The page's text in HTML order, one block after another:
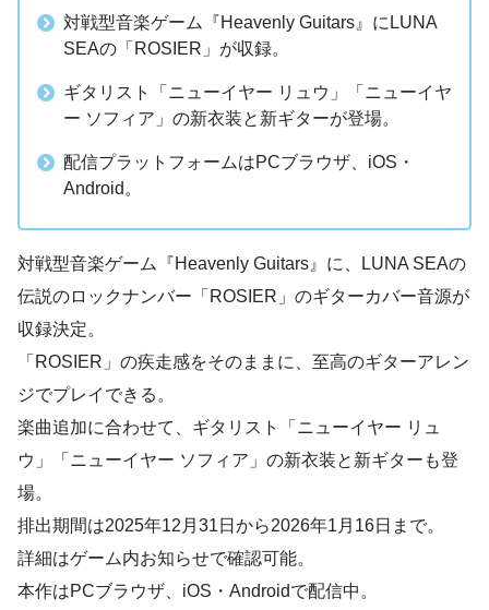
対戦型音楽ゲーム『Heavenly Guitars』にLUNA
SEAの「ROSIER」が収録。
ギタリスト「ニューイヤー リュウ」「ニューイヤ
ー ソフィア」の新衣装と新ギターが登場。
配信プラットフォームはPCブラウザ、iOS・
Android。
対戦型音楽ゲーム『Heavenly Guitars』に、LUNA SEAの
伝説のロックナンバー「ROSIER」のギターカバー音源が
収録決定。
「ROSIER」の疾走感をそのままに、至高のギターアレン
ジでプレイできる。
楽曲追加に合わせて、ギタリスト「ニューイヤー リュ
ウ」「ニューイヤー ソフィア」の新衣装と新ギターも登
場。
排出期間は2025年12月31日から2026年1月16日まで。
詳細はゲーム内お知らせで確認可能。
本作はPCブラウザ、iOS・Androidで配信中。